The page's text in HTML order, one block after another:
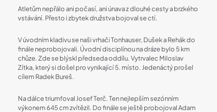
Atletům nepřálo ani počasí, ani únava z dlouhé cesty a brzkého
vstávání. Přesto i zbytek družstva bojoval se ctí.
V úvodním kladivu se naši vrhači Tonhauser, Dušek a Rehák do
finále neprobojovali. Úvodní disciplínou na dráze bylo 5 km
chůze. Zde se blýskl předseda oddílu. Vytrvalec Miloslav
Zítka, který si došel pro vynikající 5. místo. Jedenáctý prošel
cílem Radek Bureš.
Na dálce triumfoval Josef Terč. Ten nejlepším sezónním
výkonem 645 cm zvítězil. Do finále se ještě probojoval Adam